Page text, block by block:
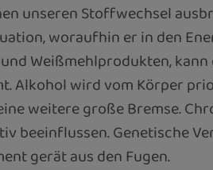
unseren Stoffwechsel
woraufhin er in den
Weißmehlprodukten,
Alkohol wird vom Körper
weitere große Bremse.
beeinflussen. Genetische
gerät aus den Fugen.